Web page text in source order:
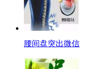
腰间盘突出微信